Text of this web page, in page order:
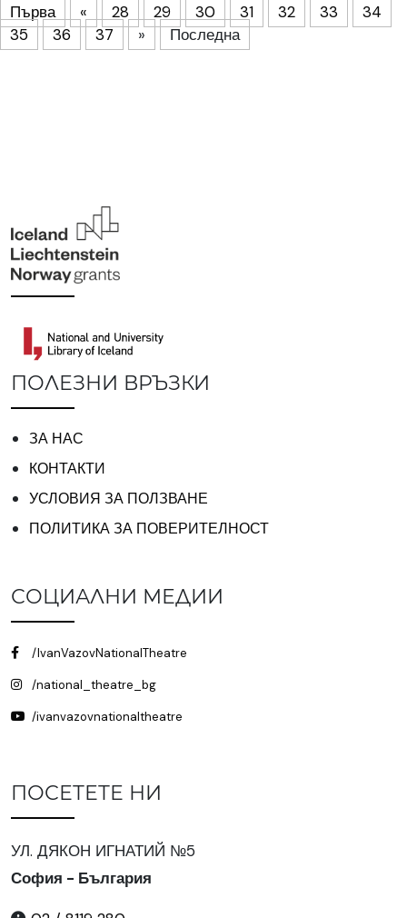
Първа « 28 29 30 31 32 33
34
35
36 37 » Последна
ПОЛЕЗНИ ВРЪЗКИ
ЗА НАС
КОНТАКТИ
УСЛОВИЯ ЗА ПОЛЗВАНЕ
ПОЛИТИКА ЗА ПОВЕРИТЕЛНОСТ
СОЦИАЛНИ МЕДИИ
/IvanVazovNationalTheatre
/national_theatre_bg
/ivanvazovnationaltheatre
ПОСЕТЕТЕ НИ
УЛ. ДЯКОН ИГНАТИЙ №5
София - България